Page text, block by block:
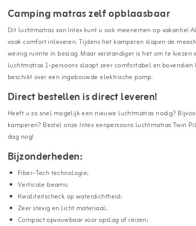
Camping matras zelf opblaasbaar
Dit luchtmatras van Intex kunt u ook meenemen op vakantie!
vaak comfort inleveren. Tijdens het kamperen slapen de
weinig ruimte in beslag. Maar verstandiger is het om te
luchtmatras 1-persoons slaapt zeer comfortabel en
beschikt over een ingebouwde elektrische pomp.
Direct bestellen is direct leveren!
Heeft u zo snel mogelijk een nieuwe luchtmatras nodig?
kamperen? Bestel onze Intex eenpersoons luchtmatras Twin
dag nog!
Bijzonderheden:
Fiber-Tech technologie;
Verticale beams;
Kwaliteitscheck op waterdichtheid;
Zeer stevig en licht materiaal;
Compact opvouwbaar voor opslag of reizen;